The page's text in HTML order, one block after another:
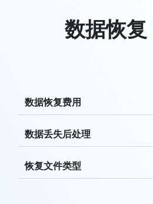
数据恢复
数据恢复费用
数据丢失后处理
恢复文件类型